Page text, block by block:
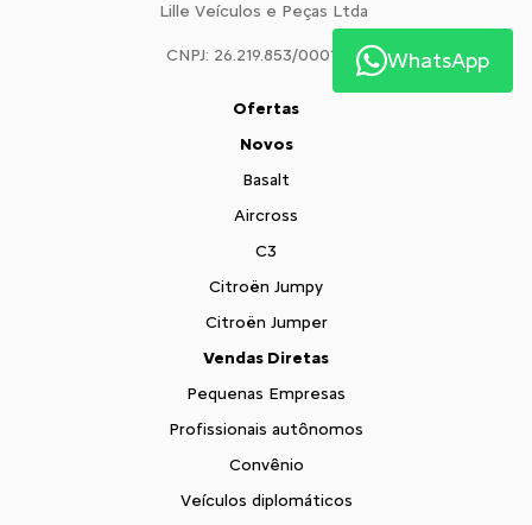
Lille Veículos e Peças Ltda
CNPJ: 26.219.853/0001-02
Ofertas
Novos
Basalt
Aircross
C3
Citroën Jumpy
Citroën Jumper
Vendas Diretas
Pequenas Empresas
Profissionais autônomos
Convênio
Veículos diplomáticos
WhatsApp